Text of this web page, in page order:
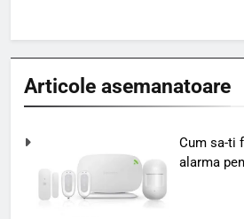
Articole asemanatoare
Cum sa-ti
alarma